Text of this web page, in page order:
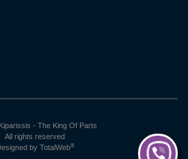
- The King Of Parts
All rights reserved
by TotalWeb®